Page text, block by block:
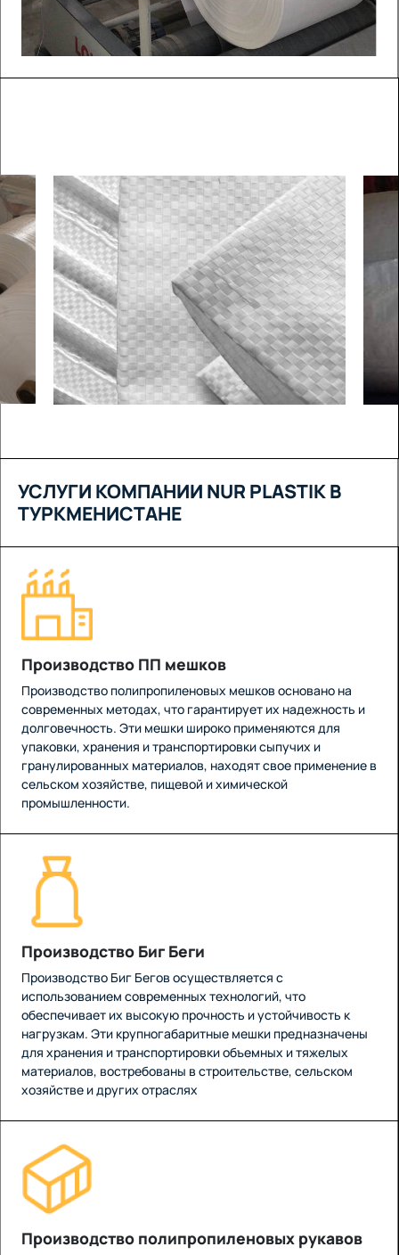
УСЛУГИ КОМПАНИИ NUR PLASTIK В
ТУРКМЕНИСТАНЕ
Производство ПП мешков
Производство полипропиленовых мешков основано на
современных методах, что гарантирует их надежность и
долговечность. Эти мешки широко применяются для
упаковки, хранения и транспортировки сыпучих и
гранулированных материалов, находят свое применение в
сельском хозяйстве, пищевой и химической
промышленности.
Производство Биг Беги
Производство Биг Бегов осуществляется с
использованием современных технологий, что
обеспечивает их высокую прочность и устойчивость к
нагрузкам. Эти крупногабаритные мешки предназначены
для хранения и транспортировки объемных и тяжелых
материалов, востребованы в строительстве, сельском
хозяйстве и других отраслях
Производство полипропиленовых рукавов